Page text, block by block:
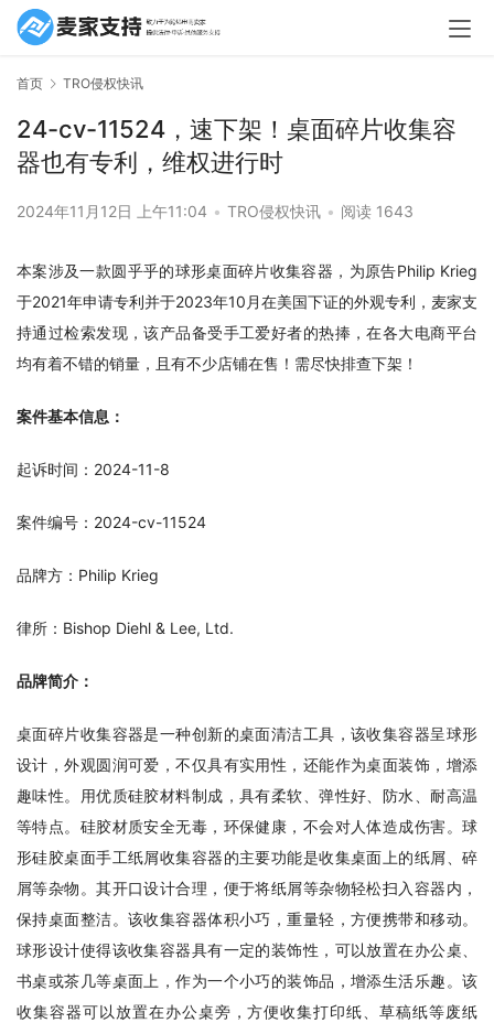
首页 TRO侵权快讯
24-cv-11524，速下架！桌面碎片收集容
器也有专利，维权进行时
2024年11月12日 上午11:04 • TRO侵权快讯 • 阅读 1643
本案涉及一款圆乎乎的球形桌面碎片收集容器，为原告Philip Krieg
于2021年申请专利并于2023年10月在美国下证的外观专利，麦家支
持通过检索发现，该产品备受手工爱好者的热捧，在各大电商平台
均有着不错的销量，且有不少店铺在售！需尽快排查下架！
案件基本信息：
起诉时间：2024-11-8
案件编号：2024-cv-11524
品牌方：Philip Krieg
律所：Bishop Diehl & Lee, Ltd.
品牌简介：
桌面碎片收集容器是一种创新的桌面清洁工具，该收集容器呈球形
设计，外观圆润可爱，不仅具有实用性，还能作为桌面装饰，增添
趣味性。用优质硅胶材料制成，具有柔软、弹性好、防水、耐高温
等特点。硅胶材质安全无毒，环保健康，不会对人体造成伤害。球
形硅胶桌面手工纸屑收集容器的主要功能是收集桌面上的纸屑、碎
屑等杂物。其开口设计合理，便于将纸屑等杂物轻松扫入容器内，
保持桌面整洁。该收集容器体积小巧，重量轻，方便携带和移动。
球形设计使得该收集容器具有一定的装饰性，可以放置在办公桌、
书桌或茶几等桌面上，作为一个小巧的装饰品，增添生活乐趣。该
收集容器可以放置在办公桌旁，方便收集打印纸、草稿纸等废纸